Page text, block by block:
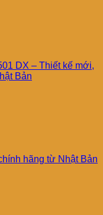
DX – Thiết kế mới,
Bản
hãng từ Nhật Bản